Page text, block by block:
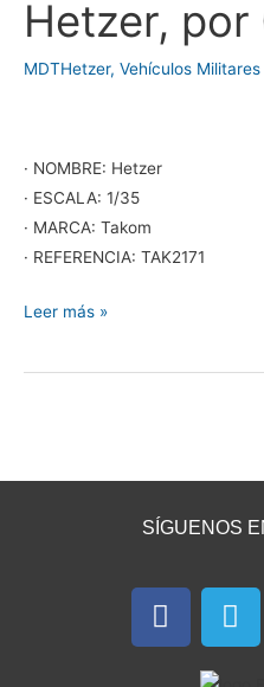
Hetzer, por
MDTHetzer, Vehículos Militares
· NOMBRE: Hetzer
· ESCALA: 1/35
· MARCA: Takom
· REFERENCIA: TAK2171
Hetzer,
por
@Verderin
Leer más »
SÍGUENOS
F
a
T
e